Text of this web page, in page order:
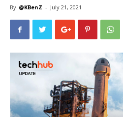
By @KBenZ - July 21, 2021